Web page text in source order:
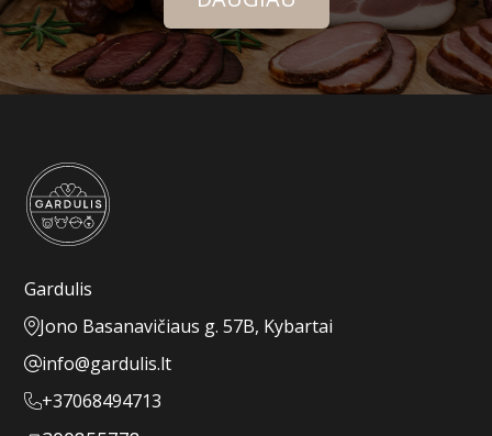
Gardulis
Jono Basanavičiaus g. 57B, Kybartai
info@gardulis.lt
+37068494713